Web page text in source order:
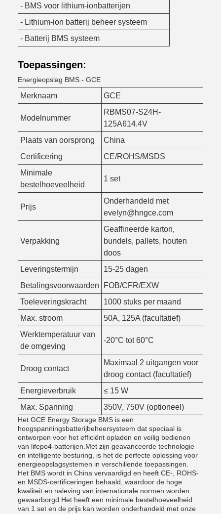
- BMS voor lithium-ionbatterijen
- Lithium-ion batterij beheer systeem
- Batterij BMS systeem
Toepassingen:
Energieopslag BMS - GCE
Merknaam GCE
Modelnummer
RBMS07-S24H-
125A614.4V
Plaats van oorsprong
China
Certificering
CE/ROHS/MSDS
Minimale
bestelhoeveelheid
1 set
Prijs
Onderhandeld met
evelyn@hngce.com
Verpakking
Geaffineerde karton,
bundels, pallets, houten
doos
Leveringstermijn
15-25 dagen
Betalingsvoorwaarden
FOB/CFR/EXW
Toeleveringskracht
1000 stuks per maand
Max. stroom
50A, 125A (facultatief)
Werktemperatuur van
de omgeving
-20°C tot 60°C
Droog contact
Maximaal 2 uitgangen voor
droog contact (facultatief)
Energieverbruik
≤ 15 W
Max. Spanning
350V, 750V (optioneel)
Het GCE Energy Storage BMS is een
hoogspanningsbatterijbeheersysteem dat speciaal is
ontworpen voor het efficiënt opladen en veilig bedienen
van lifepo4-batterijen.Met zijn geavanceerde technologie
en intelligente besturing, is het de perfecte oplossing voor
energieopslagsystemen in verschillende toepassingen.
Het BMS wordt in China vervaardigd en heeft CE-, ROHS-
en MSDS-certificeringen behaald, waardoor de hoge
kwaliteit en naleving van internationale normen worden
gewaarborgd.Het heeft een minimale bestelhoeveelheid
van 1 set en de prijs kan worden onderhandeld met onze